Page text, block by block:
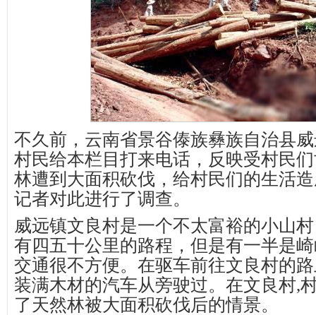
不久前，云南省景谷傣族彝族自治县
村民给本栏目打来电话，反映受村民
林遭到大面积砍伐，给村民们的生活
记者对此进行了调查。
威远镇文良村是一个不太富裕的小山
有四五十公里的路程，但是有一半是
交通很不方便。在驱车前往文良村的
装满木材的汽车从旁驶过。在文良村,
了天然林被大面积砍伐后的情景。